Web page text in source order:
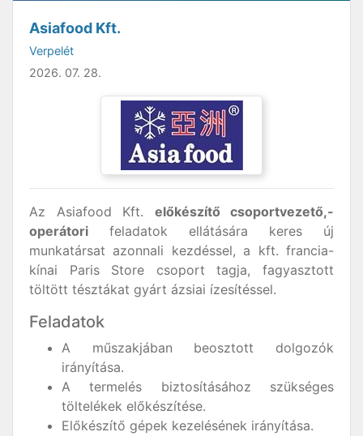
Asiafood Kft.
Verpelét
2026. 07. 28.
Az Asiafood Kft. előkészítő csoportvezető,-
operátori feladatok ellátására keres új
munkatársat azonnali kezdéssel, a kft. francia-
kínai Paris Store csoport tagja, fagyasztott
töltött tésztákat gyárt ázsiai ízesítéssel.
Feladatok
A műszakjában beosztott dolgozók
irányítása.
A termelés biztosításához szükséges
töltelékek előkészítése.
Előkészítő gépek kezelésének irányítása.